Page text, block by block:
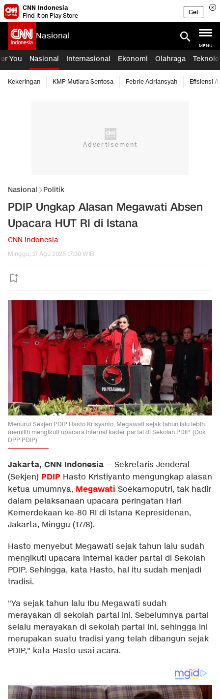
CNN Indonesia
Find it on Play Store
Get
Nasional
MENU
You Nasional Internasional Ekonomi Olahraga
Kekeringan KMP Mutiara Sentosa Febrie Adriansyah Efisiensi
Nasional Politik
PDIP Ungkap Alasan Megawati Absen
Upacara HUT RI di Istana
CNN Indonesia
Minggu, 17 Agu 2025 17:30 WIB
Menurut Sekjen PDIP Hasto Krisyanto, Megawati sejak tahun lalu lebih
memilih mengikuti upacara internal kader partai di Sekolah PDIP. (Dok.
DPP PDIP)
Jakarta, CNN Indonesia -- Sekretaris Jenderal
(Sekjen) PDIP Hasto Kristiyanto mengungkap alasan
ketua umumnya, Megawati Soekarnoputri, tak hadir
dalam pelaksanaan upacara peringatan Hari
Kemerdekaan ke-80 RI di Istana Kepresidenan,
Jakarta, Minggu (17/8).
Hasto menyebut Megawati sejak tahun lalu sudah
mengikuti upacara internal kader partai di Sekolah
PDIP. Sehingga, kata Hasto, hal itu sudah menjadi
tradisi.
"Ya sejak tahun lalu Ibu Megawati sudah
merayakan di sekolah partai ini. Sebelumnya partai
selalu merayakan di sekolah partai ini, sehingga ini
merupakan suatu tradisi yang telah dibangun sejak
PDIP," kata Hasto usai acara.